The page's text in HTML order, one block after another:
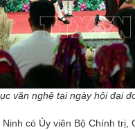
văn nghệ tại ngày hội đại
có Ủy viên Bộ Chính